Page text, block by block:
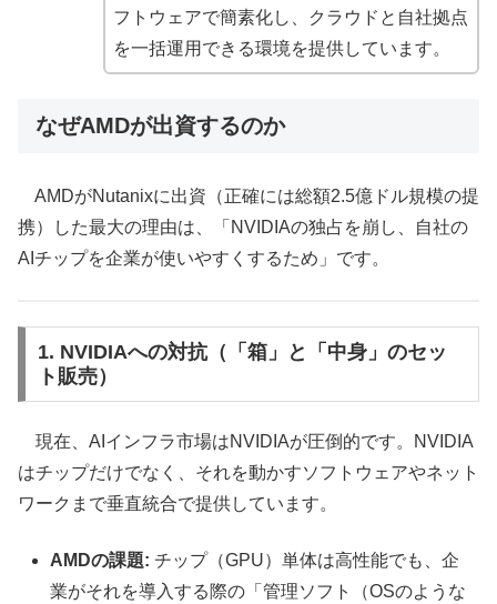
フトウェアで簡素化し、クラウドと自社拠点
を一括運用できる環境を提供しています。
なぜAMDが出資するのか
AMDがNutanixに出資（正確には総額2.5億ドル規模の提
携）した最大の理由は、「NVIDIAの独占を崩し、自社の
AIチップを企業が使いやすくするため」です。
1. NVIDIAへの対抗（「箱」と「中身」のセッ
ト販売）
現在、AIインフラ市場はNVIDIAが圧倒的です。NVIDIA
はチップだけでなく、それを動かすソフトウェアやネット
ワークまで垂直統合で提供しています。
AMDの課題: チップ（GPU）単体は高性能でも、企
業がそれを導入する際の「管理ソフト（OSのような